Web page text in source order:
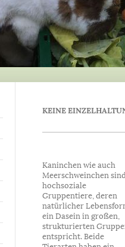
KEINE
Kaninchen wie auch
Meerschweinchen
hochsoziale
Gruppentiere, deren
natürlicher
ein Dasein in großen,
strukturierten
entspricht. Beide